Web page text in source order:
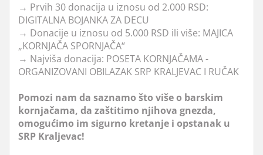
→ Prvih 30 donacija u iznosu od 2.000 RSD:
DIGITALNA BOJANKA ZA DECU
→ Donacije u iznosu od 5.000 RSD ili više: MAJICA
„KORNJAČA SPORNJAČA“
→ Najviša donacija: POSETA KORNJAČAMA -
ORGANIZOVANI OBILAZAK SRP KRALJEVAC I RUČAK
Pomozi nam da saznamo što više o barskim
kornjačama, da zaštitimo njihova gnezda,
omogućimo im sigurno kretanje i opstanak u
SRP Kraljevac!